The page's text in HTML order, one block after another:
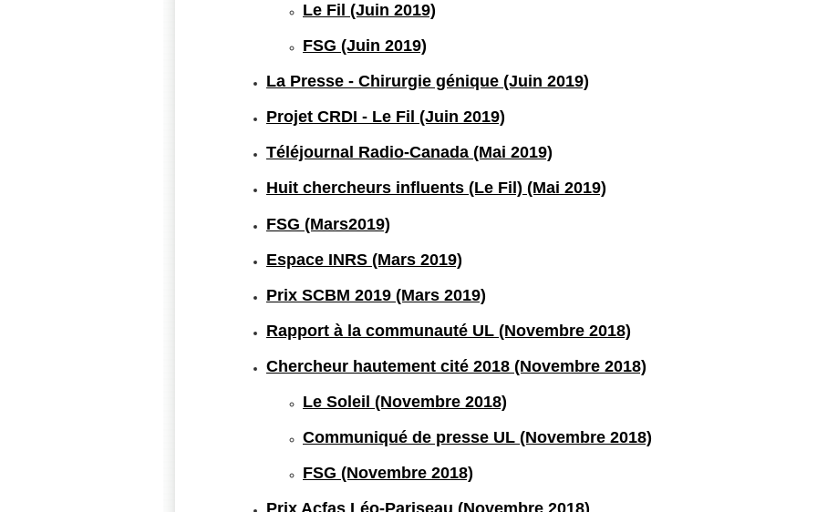
Le Fil (Juin 2019)
FSG (Juin 2019)
La Presse - Chirurgie génique (Juin 2019)
Projet CRDI - Le Fil (Juin 2019)
Téléjournal Radio-Canada (Mai 2019)
Huit chercheurs influents (Le Fil) (Mai 2019)
FSG (Mars2019)
Espace INRS (Mars 2019)
Prix SCBM 2019 (Mars 2019)
Rapport à la communauté UL (Novembre 2018)
Chercheur hautement cité 2018 (Novembre 2018)
Le Soleil (Novembre 2018)
Communiqué de presse UL (Novembre 2018)
FSG (Novembre 2018)
Prix Acfas Léo-Pariseau (Novembre 2018)